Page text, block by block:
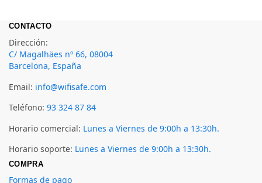
CONTACTO
Dirección:
C/ Magalhäes nº 66, 08004
Barcelona, España
Email: info@wifisafe.com
Teléfono: 93 324 87 84
Horario comercial: Lunes a Viernes de 9:00h a 13:30h.
Horario soporte: Lunes a Viernes de 9:00h a 13:30h.
COMPRA
Formas de pago